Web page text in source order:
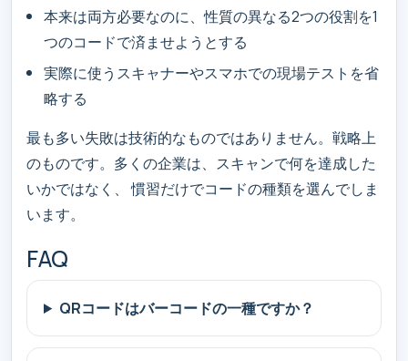
本来は両方必要なのに、性質の異なる2つの役割を1
つのコードで済ませようとする
実際に使うスキャナーやスマホでの現場テストを省
略する
最も多い失敗は技術的なものではありません。戦略上
のものです。多くの企業は、スキャンで何を達成した
いかではなく、 慣習だけでコードの種類を選んでしま
います。
FAQ
QRコードはバーコードの一種ですか？